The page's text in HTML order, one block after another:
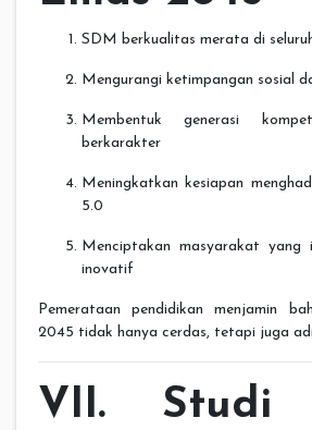
SDM berkualitas merata di
Mengurangi ketimpangan sosial
Membentuk generasi
berkarakter
Meningkatkan kesiapan
5.0
Menciptakan masyarakat yang
inovatif
Pemerataan pendidikan menjamin
2045 tidak hanya cerdas, tetapi juga
VII. Studi